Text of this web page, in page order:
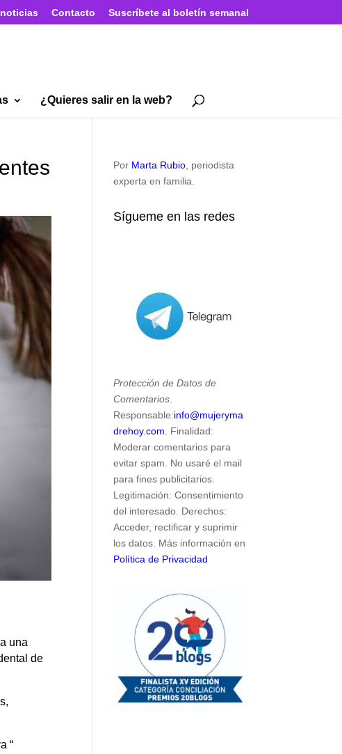
Contacto Suscríbete al boletín semanal
¿Quieres salir en la web?
una
de
“
Por Marta Rubio , periodista
experta en familia.
Sígueme en las redes
Protección de Datos de
Comentarios
Responsable:info@mujeryma
drehoy.com.
Finalidad:
Moderar comentarios para
evitar spam. No usaré el mail
para fines publicitarios.
Legitimación: Consentimiento
del interesado. Derechos:
Acceder, rectificar y suprimir
los datos. Más información en
Política de Privacidad